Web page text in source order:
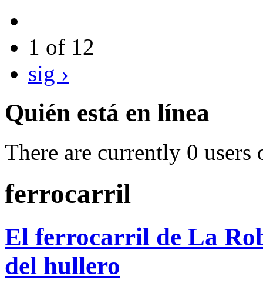
1 of 12
sig ›
Quién está en línea
There are currently 0 users
ferrocarril
El ferrocarril de La
del hullero